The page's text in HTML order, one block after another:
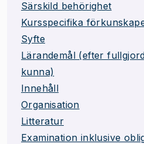
Särskild behörighet
Kursspecifika
Syfte
Lärandemål (efter
kunna)
Innehåll
Organisation
Litteratur
Examination inklusive